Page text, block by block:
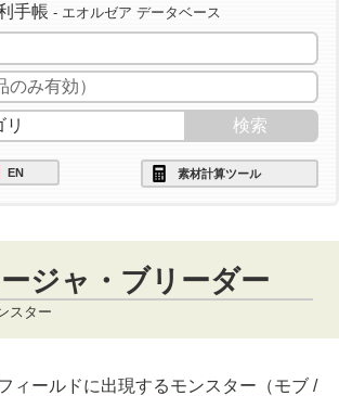
手帳 - エオルゼア データベース
EN 素材計算ツール
ジャ・ブリーダー
スター
ィールドに出現するモンスター（モブ /